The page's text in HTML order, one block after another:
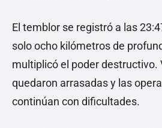
El temblor se registró a las
solo ocho kilómetros de
multiplicó el poder destructivo.
quedaron arrasadas y las
continúan con dificultades.